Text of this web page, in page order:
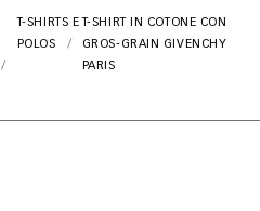
T-SHIRTS E
POLOS
T-SHIRT IN COTONE CON
GROS-GRAIN GIVENCHY
PARIS